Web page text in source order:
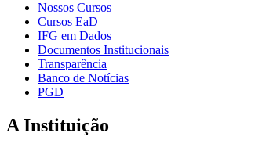
Nossos Cursos
Cursos EaD
IFG em Dados
Documentos Institucionais
Transparência
Banco de Notícias
PGD
A Instituição